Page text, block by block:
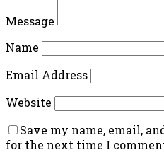
Message
Name
Email Address
Website
Save my name, email,
for the next time I